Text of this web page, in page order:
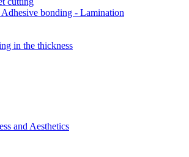
bonding - Lamination
in the thickness
and Aesthetics